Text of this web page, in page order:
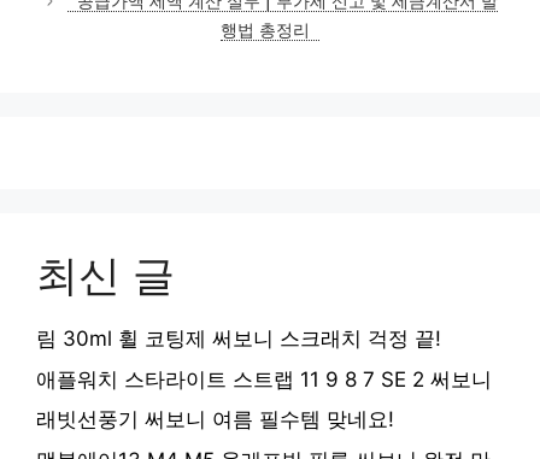
행법 총정리
최신 글
림 30ml 휠 코팅제 써보니 스크래치 걱정 끝!
애플워치 스타라이트 스트랩 11 9 8 7 SE 2 써보니
래빗선풍기 써보니 여름 필수템 맞네요!